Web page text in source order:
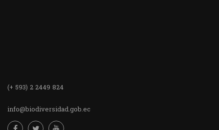
(+ 593) 2 2449 824
info@biodiversidad.gob.ec